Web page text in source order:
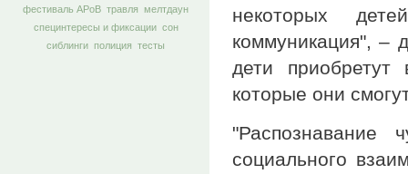
фестиваль АРоВ травля мелтдаун
специнтересы и фиксации сон
сиблинги полиция тесты
некоторых
коммуникация", –
дети
которые они
"Распознавание
социального